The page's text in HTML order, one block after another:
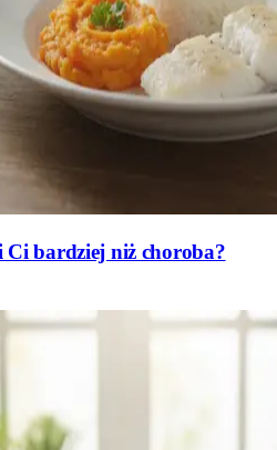
Ci bardziej niż choroba?